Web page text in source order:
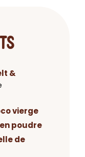
&
vierge
poudre
de